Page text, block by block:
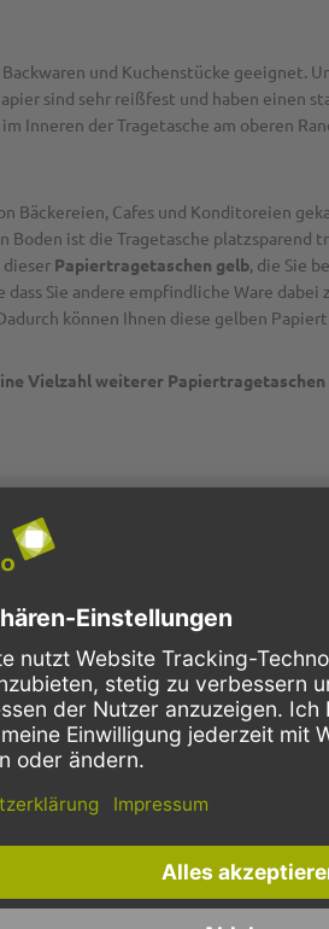
und Kuchenstücke geeignet.
sind sehr reißfest und haben
Inneren der Tragetasche am oberen
Bäckereien, Cafes und Konditoreien
ist die Tragetasche platzsparend
Papiertragetaschen gelb, die Sie
Sie andere empfindliche Ware
können Ihnen diese gelben
Vielzahl weiterer
P2G8793
Kraftpapier
gelb
70g